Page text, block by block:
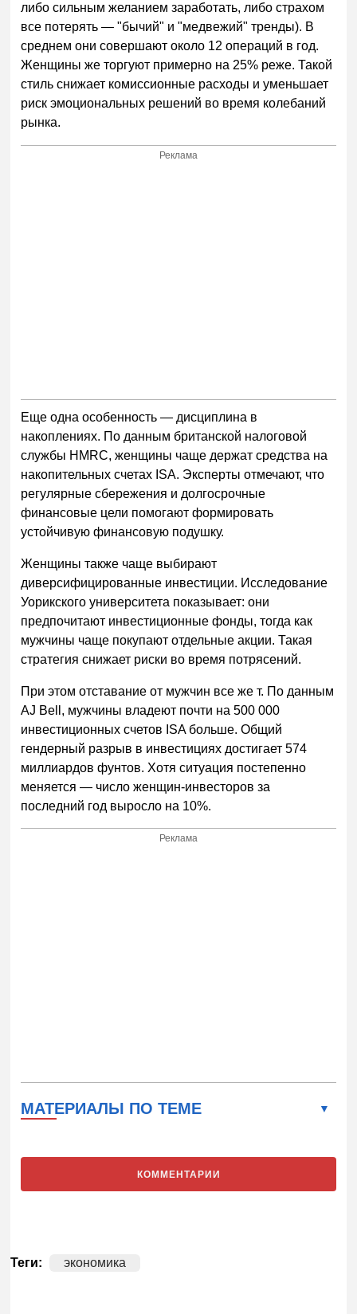
либо сильным желанием заработать, либо страхом
все потерять — "бычий" и "медвежий" тренды). В
среднем они совершают около 12 операций в год.
Женщины же торгуют примерно на 25% реже. Такой
стиль снижает комиссионные расходы и уменьшает
риск эмоциональных решений во время колебаний
рынка.
Реклама
Еще одна особенность — дисциплина в
накоплениях. По данным британской налоговой
службы HMRC, женщины чаще держат средства на
накопительных счетах ISA. Эксперты отмечают, что
регулярные сбережения и долгосрочные
финансовые цели помогают формировать
устойчивую финансовую подушку.
Женщины также чаще выбирают
диверсифицированные инвестиции. Исследование
Уорикского университета показывает: они
предпочитают инвестиционные фонды, тогда как
мужчины чаще покупают отдельные акции. Такая
стратегия снижает риски во время потрясений.
При этом отставание от мужчин все же т. По данным
AJ Bell, мужчины владеют почти на 500 000
инвестиционных счетов ISA больше. Общий
гендерный разрыв в инвестициях достигает 574
миллиардов фунтов. Хотя ситуация постепенно
меняется — число женщин-инвесторов за
последний год выросло на 10%.
Реклама
МАТЕРИАЛЫ ПО ТЕМЕ
КОММЕНТАРИИ
Теги: экономика